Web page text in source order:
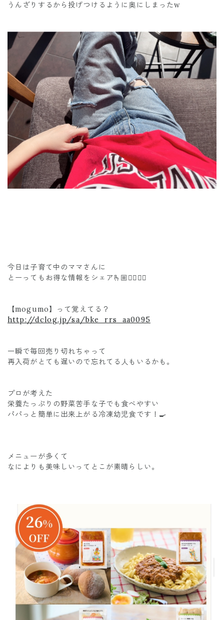
うんざりするから投げつけるように奥にしまったw
今日は子育て中のママさんに
とーってもお得な情報をシェア🫰🏼❤️‍🔥❤️‍🔥
【mogumo】って覚えてる？
http://dclog.jp/sa/bke_rrs_aa0095
一瞬で毎回売り切れちゃって
再入荷がとても遅いので忘れてる人もいるかも。
プロが考えた
栄養たっぷりの野菜苦手な子でも食べやすい
パパっと簡単に出来上がる冷凍幼児食です！🍳
メニューが多くて
なによりも美味しいってとこが素晴らしい。